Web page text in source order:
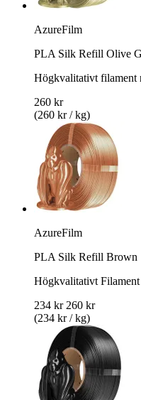
AzureFilm
PLA Silk Refill Olive
Högkvalitativt filament
260 kr
(260 kr / kg)
AzureFilm
PLA Silk Refill Brown
Högkvalitativt
234 kr 260 kr
(234 kr / kg)